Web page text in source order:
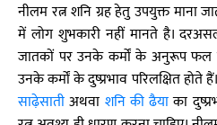
नीलम रत्न शनि ग्रह हेतु उपयुक्त माना
में लोग शुभकारी नहीं मानते है।
जातकों पर उनके कर्मों के अनुरूप फल
उनके कर्मों के दुष्प्रभाव परिलक्षित
साढ़ेसातीअथवा शनि की ढैयाका